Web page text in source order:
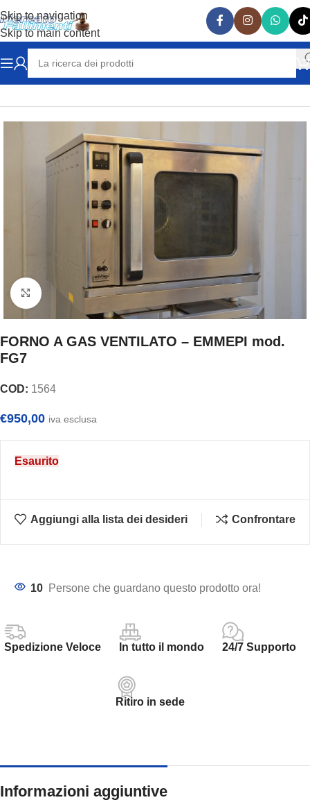
Skip to navigation
Skip to main content
Home ATTREZZATURE RISTORAZIONE FORNI
Clicca per ingrandire
FORNO A GAS VENTILATO – EMMEPI mod.
FG7
COD: 1564
€950,00 iva esclusa
Esaurito
Aggiungi alla lista dei desideri Confrontare
10 Persone che guardano questo prodotto ora!
Spedizione Veloce In tutto il mondo 24/7 Supporto
Ritiro in sede
Informazioni aggiuntive